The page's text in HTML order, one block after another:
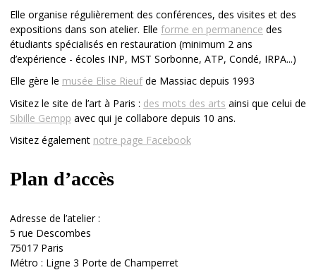
Elle organise régulièrement des conférences, des visites et des
expositions dans son atelier. Elle forme en permanence des
étudiants spécialisés en restauration (minimum 2 ans
d’expérience - écoles INP, MST Sorbonne, ATP, Condé, IRPA...)
Elle gère le musée Elise Rieufde Massiac depuis 1993
Visitez le site de l’art à Paris : des mots des arts ainsi que celui de
Sibille Gempp avec qui je collabore depuis 10 ans.
Visitez également notre page Facebook
Plan d’accès
Adresse de l’atelier :
5 rue Descombes
75017 Paris
Métro : Ligne 3 Porte de Champerret